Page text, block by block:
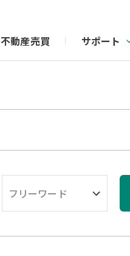
不動産売買 サポート
フリーワード